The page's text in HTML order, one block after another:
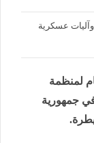
عسكرية
لمنظمة
جمهورية